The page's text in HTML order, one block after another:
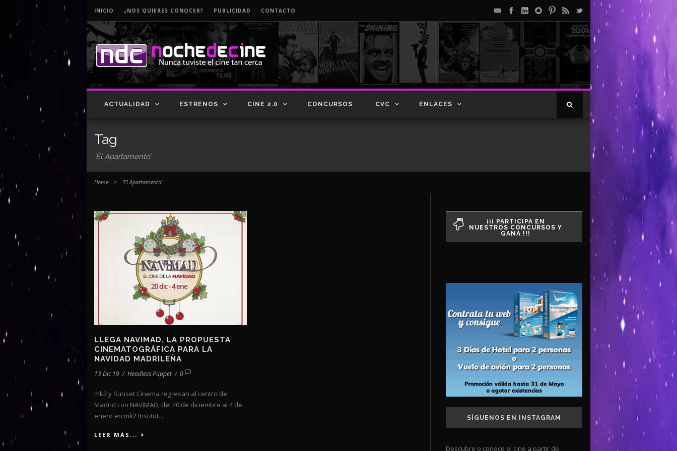
INICIO ¿NOS QUIERES CONOCER? PUBLICIDAD CONTACTO
ACTUALIDAD ESTRENOS CINE 2.0 CONCURSOS CVC ENLACES
Tag
‘El Apartamento’
Home > ‘El Apartamento’
LLEGA NAVIMAD, LA PROPUESTA
CINEMATOGRÁFICA PARA LA
NAVIDAD MADRILEÑA
13 Dic 19 / Headless Puppet / 0
mk2 y Sunset Cinema regresan al centro de
Madrid con NAVIMAD, del 20 de diciembre al 4 de
enero en mk2 Institut...
LEER MÁS...
¡¡¡ PARTICIPA EN
NUESTROS CONCURSOS Y
GANA !!!
SÍGUENOS EN INSTAGRAM
Descubre o conoce el cine a partir de